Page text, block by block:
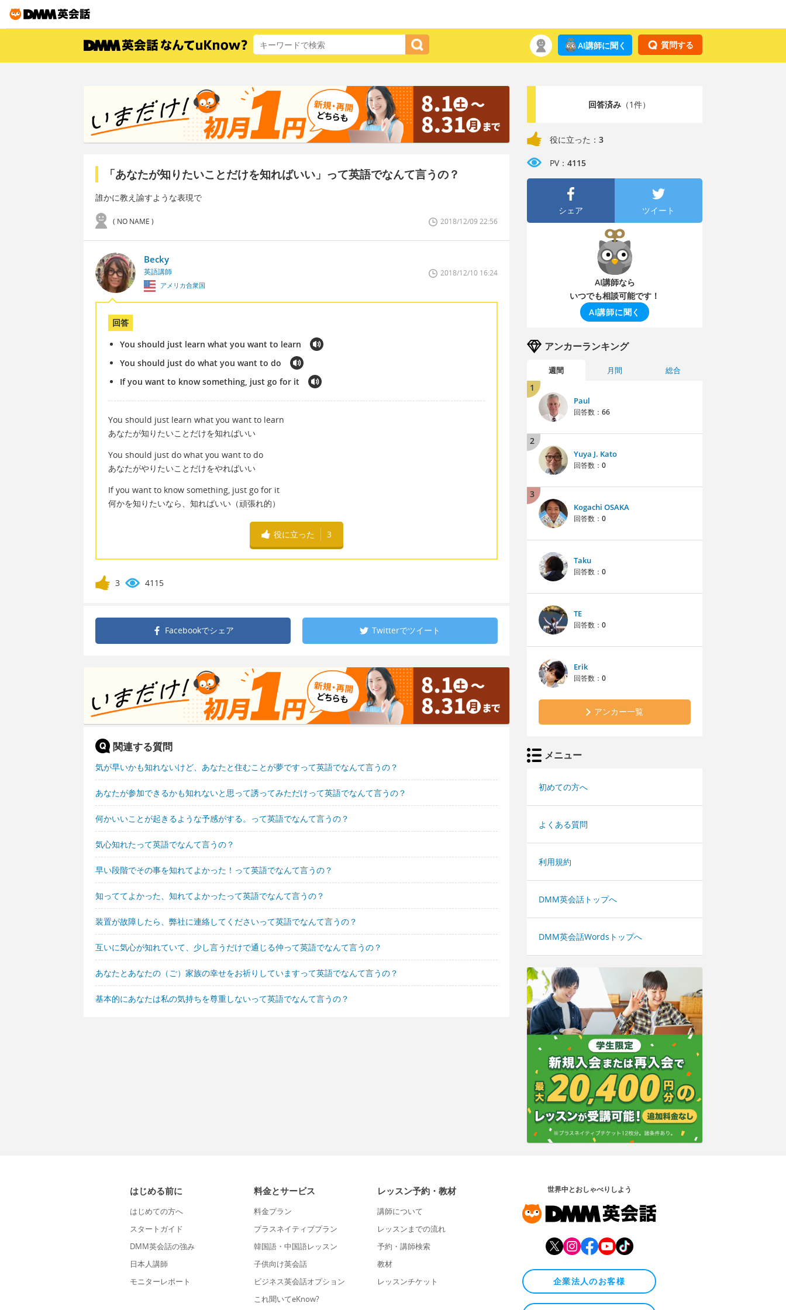
質問する
AI講師に聞く
「あなたが知りたいことだけを知ればいい」って英語でなんて言うの？
誰かに教え諭すような表現で
( NO NAME ) 2018/12/09 22:56
Becky
英語講師
アメリカ合衆国
2018/12/10 16:24
回答
You should just learn what you want to learn
You should just do what you want to do
If you want to know something, just go for it
You should just learn what you want to learn
あなたが知りたいことだけを知ればいい
You should just do what you want to do
あなたがやりたいことだけをやればいい
If you want to know something, just go for it
何かを知りたいなら、知ればいい（頑張れ的）
役に立った 3
3 4115
Facebookでシェア Twitterでツイート
関連する質問
気が早いかも知れないけど、あなたと住むことが夢ですって英語でなんて言うの？
あなたが参加できるかも知れないと思って誘ってみただけって英語でなんて言うの？
何かいいことが起きるような予感がする。って英語でなんて言うの？
気心知れたって英語でなんて言うの？
早い段階でその事を知れてよかった！って英語でなんて言うの？
知っててよかった、知れてよかったって英語でなんて言うの？
装置が故障したら、弊社に連絡してくださいって英語でなんて言うの？
互いに気心が知れていて、少し言うだけで通じる仲って英語でなんて言うの？
あなたとあなたの（ご）家族の幸せをお祈りしていますって英語でなんて言うの？
基本的にあなたは私の気持ちを尊重しないって英語でなんて言うの？
回答済み（1件）
役に立った： 3
PV： 4115
シェア ツイート
AI講師なら
いつでも相談可能です！
AI講師に聞く
アンカーランキング
週間 月間 総合
1
Paul
回答数： 66
2
Yuya J. Kato
回答数： 0
3
Kogachi OSAKA
回答数： 0
Taku
回答数： 0
TE
回答数： 0
Erik
回答数： 0
アンカー一覧
メニュー
初めての方へ
よくある質問
利用規約
DMM英会話トップへ
DMM英会話Wordsトップへ
はじめる前に
はじめての方へ
スタートガイド
DMM英会話の強み
日本人講師
モニターレポート
料金とサービス
料金プラン
プラスネイティブプラン
韓国語・中国語レッスン
子供向け英会話
ビジネス英会話オプション
これ聞いてeKnow?
レッスン予約・教材
講師について
レッスンまでの流れ
予約・講師検索
教材
レッスンチケット
世界中とおしゃべりしよう
企業法人のお客様